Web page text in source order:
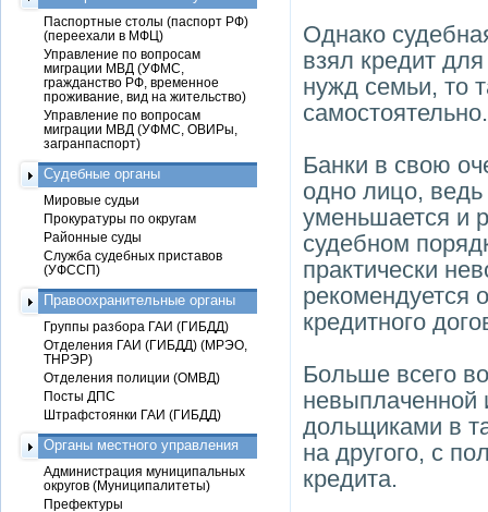
Однако
взял кредит
нужд семьи, то
самостоятельно.
Банки в свою
одно лицо,
уменьшается и
судебном
практически
рекомендуется
кредитного
Больше всего
невыплаченной
дольщиками в
на другого, с
кредита.
Паспортные столы (паспорт РФ)
(переехали в МФЦ)
Управление по вопросам
миграции МВД (УФМС,
гражданство РФ, временное
проживание, вид на жительство)
Управление по вопросам
миграции МВД (УФМС, ОВИРы,
загранпаспорт)
Судебные органы
Мировые судьи
Прокуратуры по округам
Районные суды
Служба судебных приставов
(УФССП)
Правоохранительные органы
Группы разбора ГАИ (ГИБДД)
Отделения ГАИ (ГИБДД) (МРЭО,
ТНРЭР)
Отделения полиции (ОМВД)
Посты ДПС
Штрафстоянки ГАИ (ГИБДД)
Органы местного управления
Администрация муниципальных
округов (Муниципалитеты)
Префектуры